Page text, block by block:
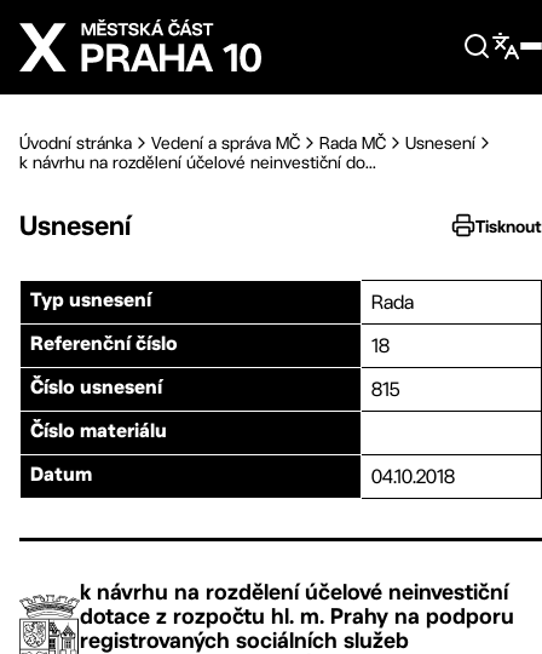
Přejít na hlavní obsah
Úvodní stránka Vedení a správa MČ Rada MČ
Usnesení
k návrhu na rozdělení účelové neinvestiční do...
Usnesení Tisknout
Typ usnesení Rada
Referenční číslo 18
Číslo usnesení 815
Číslo materiálu
Datum 04.10.2018
k návrhu na rozdělení účelové neinvestiční
dotace z rozpočtu hl. m. Prahy na podporu
registrovaných sociálních služeb